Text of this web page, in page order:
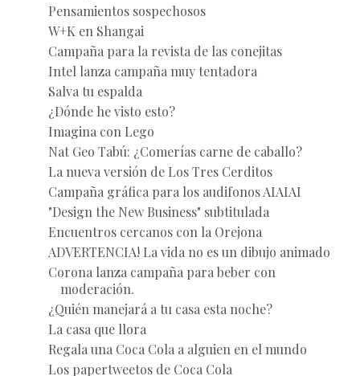
Pensamientos sospechosos
W+K en Shangai
Campaña para la revista de las conejitas
Intel lanza campaña muy tentadora
Salva tu espalda
¿Dónde he visto esto?
Imagina con Lego
Nat Geo Tabú: ¿Comerías carne de caballo?
La nueva versión de Los Tres Cerditos
Campaña gráfica para los audifonos AIAIAI
"Design the New Business" subtitulada
Encuentros cercanos con la Orejona
ADVERTENCIA! La vida no es un dibujo animado
Corona lanza campaña para beber con
moderación.
¿Quién manejará a tu casa esta noche?
La casa que llora
Regala una Coca Cola a alguien en el mundo
Los papertweetos de Coca Cola